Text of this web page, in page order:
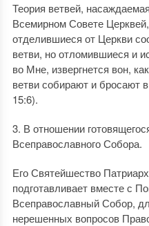
Теория ветвей,
Всемирном Совете
отделившиеся от Церкви
ветви, но отломившиеся и
во Мне, извергнется вон,
ветви собирают и бросают
15:6).
3. В отношении
Всеправославного Собора.
Его Святейшество
подготавливает вместе с
Всеправославный Собор,
нерешенных вопросов